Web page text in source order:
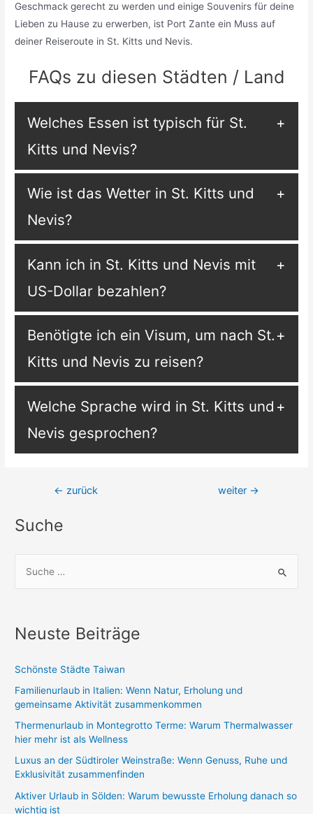
Geschmack gerecht zu werden und einige Souvenirs für deine
Lieben zu Hause zu erwerben, ist Port Zante ein Muss auf
deiner Reiseroute in St. Kitts und Nevis.
FAQs zu diesen Städten / Land
Welches Essen ist typisch für St.
Kitts und Nevis?
Wie ist das Wetter in St. Kitts und
Nevis?
Kann ich in St. Kitts und Nevis mit
US-Dollar bezahlen?
Benötigte ich ein Visum, um nach St.
Kitts und Nevis zu reisen?
Welche Sprache wird in St. Kitts und
Nevis gesprochen?
Beitragsnavigation
← zurück weiter →
Suche
e
n
a
c
h
Neuste Beiträge
Schönste Städte Taiwan
Familienurlaub in Italien: Wenn Natur, Erholung und
gemeinsame Aktivität zusammenkommen
Thermenurlaub in Montegrotto Terme: Warum Thermalwasser
hier mehr ist als Wellness
Luxus an der Südtiroler Weinstraße: Wenn Genuss, Ruhe und
Exklusivität zusammenfinden
Aktiver Urlaub in Sölden: Warum bewusste Erholung danach so
wichtig ist